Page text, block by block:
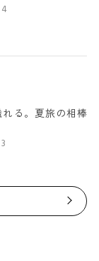
る。夏旅の相棒